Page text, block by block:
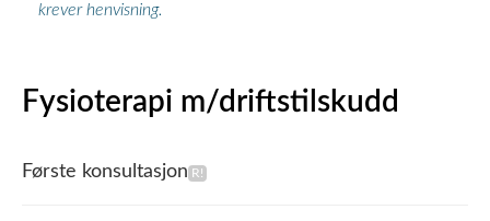
krever henvisning.
Fysioterapi m/driftstilskudd
Første konsultasjon